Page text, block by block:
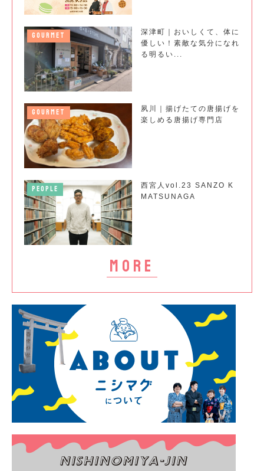
more
GOURMET
深津町｜おいしくて、体に
優しい！素敵な気分になれ
る明るい...
GOURMET
夙川｜揚げたての唐揚げを
楽しめる唐揚げ専門店
PEOPLE
西宮人vol.23 SANZO K
MATSUNAGA